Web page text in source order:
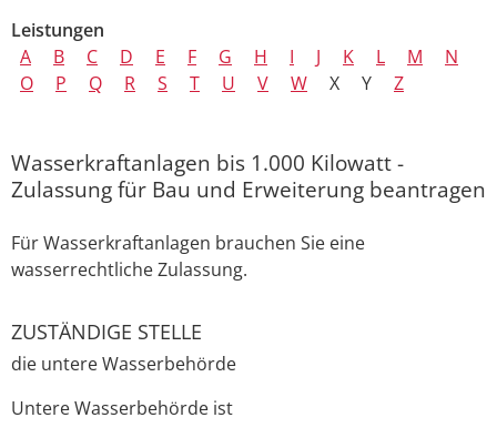
Leistungen
A
B C D E F G H I J K L M
N
O
P Q R S T U V W X Y Z
Wasserkraftanlagen bis 1.000 Kilowatt -
Zulassung für Bau und Erweiterung beantragen
Für Wasserkraftanlagen brauchen Sie eine
wasserrechtliche Zulassung.
ZUSTÄNDIGE STELLE
die untere Wasserbehörde
Untere Wasserbehörde ist